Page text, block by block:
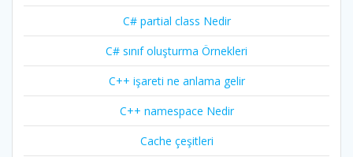
C# partial class Nedir
C# sınıf oluşturma Örnekleri
C++ işareti ne anlama gelir
C++ namespace Nedir
Cache çeşitleri